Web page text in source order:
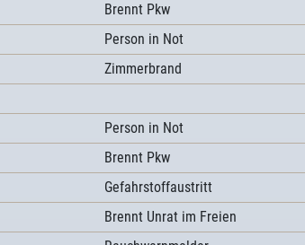
Brennt Pkw
Person in Not
Zimmerbrand
Person in Not
Brennt Pkw
Gefahrstoffaustritt
Brennt Unrat im Freien